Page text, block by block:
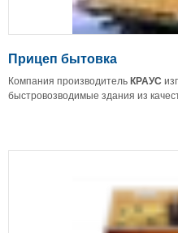
Прицеп бытовка
Компания производительКРАУС
быстровозводимые здания из